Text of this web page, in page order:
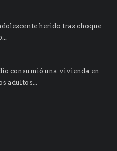
herido tras choque
consumió una vivienda en
adultos...